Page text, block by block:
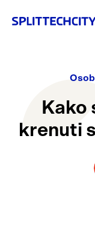
Kako
krenuti